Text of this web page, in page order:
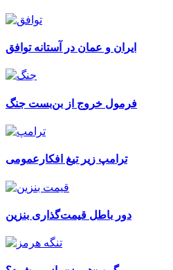
ایران و عمان در آستانه توافق
فرمول خروج از بن‌بست جنگ
ترامپ زیر تیغ افکارعمومی
دور باطل قیمت‌گذاری بنزین